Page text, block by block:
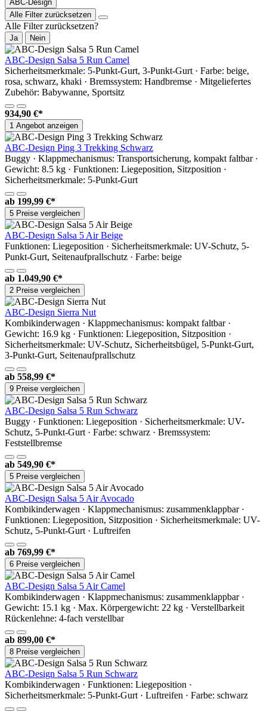
ABC-Design
Alle Filter zurücksetzen
Alle Filter zurücksetzen?
Ja Nein
ABC-Design Salsa 5 Run Camel
Sicherheitsmerkmale: 5-Punkt-Gurt, 3-Punkt-Gurt · Farbe: beige,
rosa, schwarz, khaki · Bremssystem: Handbremse · Mitgeliefertes
Zubehör: Babywanne, Sportsitz
934,90 €*
1 Angebot anzeigen
ABC-Design Ping 3 Trekking Schwarz
Buggy · Klappmechanismus: Transportsicherung, kompakt faltbar ·
Gewicht: 8.5 kg · Funktionen: Liegeposition, Sitzposition ·
Sicherheitsmerkmale: 5-Punkt-Gurt
ab 199,99 €*
5 Preise vergleichen
ABC-Design Salsa 5 Air Beige
Funktionen: Liegeposition · Sicherheitsmerkmale: UV-Schutz, 5-
Punkt-Gurt, Seitenaufprallschutz · Farbe: beige
ab 1.049,90 €*
2 Preise vergleichen
ABC-Design Sierra Nut
Kombikinderwagen · Klappmechanismus: kompakt faltbar ·
Gewicht: 16.9 kg · Funktionen: Liegeposition, Sitzposition ·
Sicherheitsmerkmale: UV-Schutz, Sicherheitsbügel, 5-Punkt-Gurt,
3-Punkt-Gurt, Seitenaufprallschutz
ab 558,99 €*
9 Preise vergleichen
ABC-Design Salsa 5 Run Schwarz
Buggy · Funktionen: Liegeposition · Sicherheitsmerkmale: UV-
Schutz, 5-Punkt-Gurt · Farbe: schwarz · Bremssystem:
Feststellbremse
ab 549,90 €*
5 Preise vergleichen
ABC-Design Salsa 5 Air Avocado
Kombikinderwagen · Klappmechanismus: zusammenklappbar ·
Funktionen: Liegeposition, Sitzposition · Sicherheitsmerkmale: UV-
Schutz, 5-Punkt-Gurt · Luftreifen
ab 769,99 €*
6 Preise vergleichen
ABC-Design Salsa 5 Air Camel
Kombikinderwagen · Klappmechanismus: zusammenklappbar ·
Gewicht: 15.1 kg · Max. Körpergewicht: 22 kg · Verstellbarkeit
Rückenlehne: 4-fach verstellbar
ab 899,00 €*
8 Preise vergleichen
ABC-Design Salsa 5 Run Schwarz
Kombikinderwagen · Funktionen: Liegeposition ·
Sicherheitsmerkmale: 5-Punkt-Gurt · Luftreifen · Farbe: schwarz